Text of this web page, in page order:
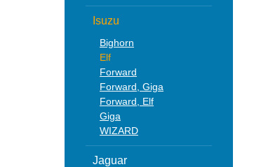
Isuzu
Bighorn
Elf
Forward
Forward, Giga
Forward, Elf
Giga
WIZARD
Jaguar